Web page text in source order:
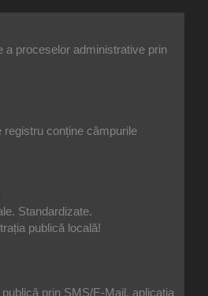
a proceselor administrative prin
registru conține câmpurile
Standardizate.
publică locală!
prin SMS/E-Mail, aplicația